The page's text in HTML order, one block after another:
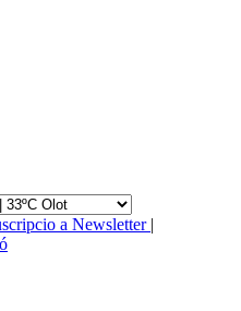
|